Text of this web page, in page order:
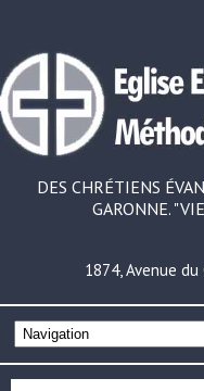
DES CHRÉTIENS
GARONNE.
1874, Avenue